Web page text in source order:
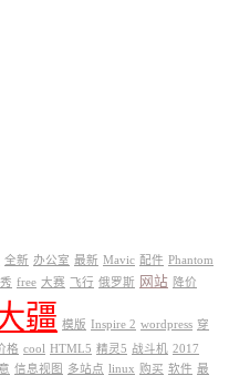
全新 办公室 最新 Mavic 配件 Phantom
free 大赛 飞行 俄罗斯 网站 降价
疆 模版 Inspire 2 wordpress 穿
格 cool HTML5 精灵5 战斗机 2017
信息视图 多站点 linux 购买 软件 最